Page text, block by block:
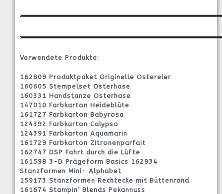
Verwendete Produkte:
162809 Produktpaket Originelle Ostereier
160605 Stempelset Osterhase
160331 Handstanze Osterhase
147010 Farbkarton Heideblüte
161727 Farbkarton Babyrosa
124392 Farbkarton Calypso
124391 Farbkarton Aquamarin
161729 Farbkarton Zitronenparfait
162747 DSP Fahrt durch die Lüfte
161598 3-D Prägeform Basics 162934
Stanzformen Mini- Alphabet
159173 Stanzformen Rechtecke mit Büttenrand
161674 Stampin‘ Blends Pekannuss